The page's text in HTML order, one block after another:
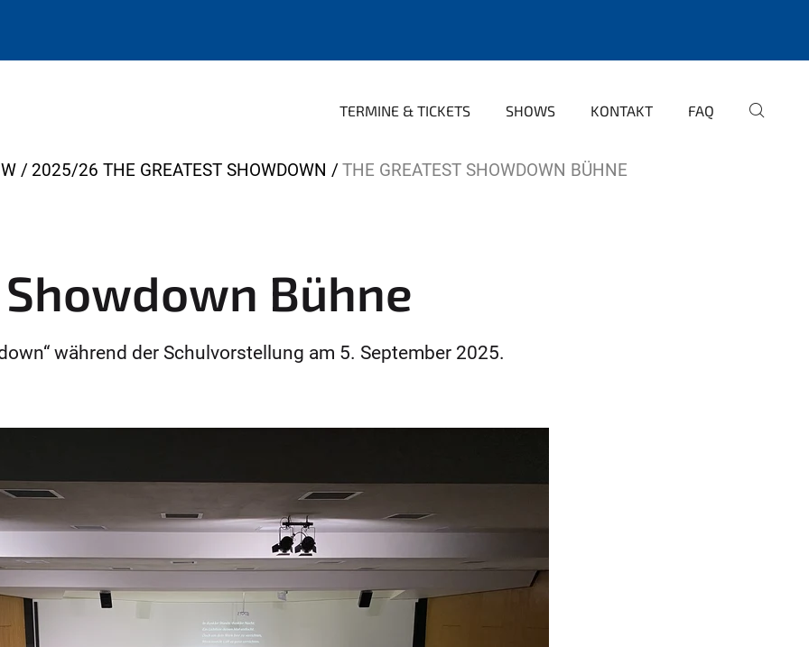
TERMINE & TICKETS SHOWS KONTAKT FAQ
2025/26 THE GREATEST SHOWDOWN THE GREATEST SHOWDOWN BÜHNE
Bühne
während der Schulvorstellung am 5. September 2025.